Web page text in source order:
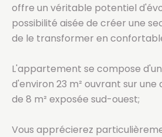
offre un véritable potentiel
possibilité aisée de créer une
de le transformer en
L'appartement se compose
d'environ 23 m² ouvrant sur
de 8 m² exposée sud-ouest;
Vous apprécierez